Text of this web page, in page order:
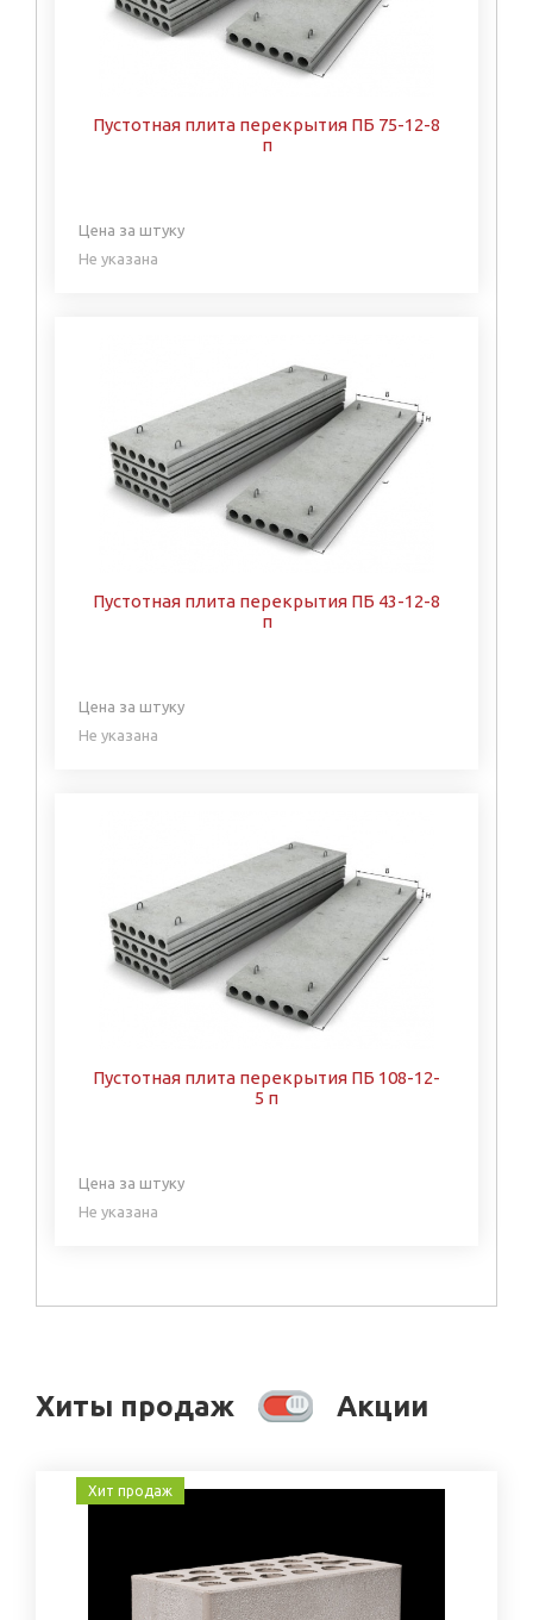
Пустотная плита перекрытия ПБ 75-12-8
п
Цена за штуку
Не указана
Пустотная плита перекрытия ПБ 43-12-8
п
Цена за штуку
Не указана
Пустотная плита перекрытия ПБ 108-12-
5 п
Цена за штуку
Не указана
Хиты продаж Акции
Хит продаж